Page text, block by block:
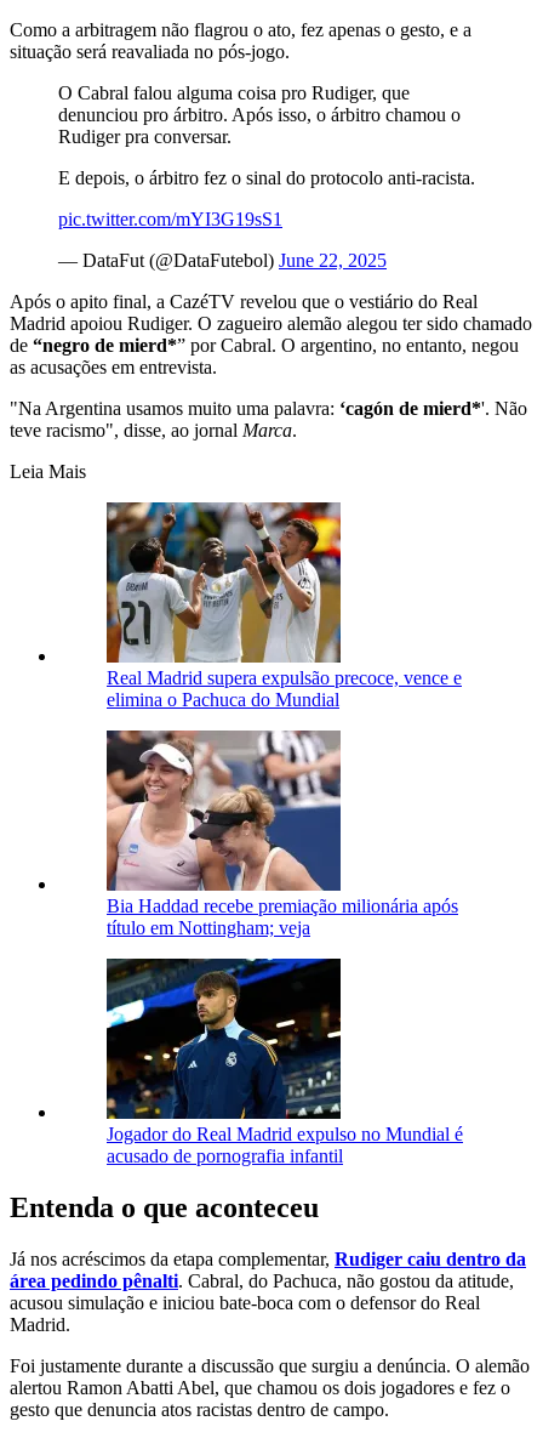
Como a arbitragem não flagrou o ato, fez apenas o gesto, e a
situação será reavaliada no pós-jogo.
O Cabral falou alguma coisa pro Rudiger, que
denunciou pro árbitro. Após isso, o árbitro chamou o
Rudiger pra conversar.
E depois, o árbitro fez o sinal do protocolo anti-racista.
pic.twitter.com/mYI3G19sS1
— DataFut (@DataFutebol) June 22, 2025
Após o apito final, a CazéTV revelou que o vestiário do Real
Madrid apoiou Rudiger. O zagueiro alemão alegou ter sido chamado
de “negro de mierd*” por Cabral. O argentino, no entanto, negou
as acusações em entrevista.
"Na Argentina usamos muito uma palavra: ‘cagón de mierd*'. Não
teve racismo", disse, ao jornal Marca.
Leia Mais
Real Madrid supera expulsão precoce, vence e
elimina o Pachuca do Mundial
Bia Haddad recebe premiação milionária após
título em Nottingham; veja
Jogador do Real Madrid expulso no Mundial é
acusado de pornografia infantil
Entenda o que aconteceu
Já nos acréscimos da etapa complementar, Rudiger caiu dentro da
área pedindo pênalti. Cabral, do Pachuca, não gostou da atitude,
acusou simulação e iniciou bate-boca com o defensor do Real
Madrid.
Foi justamente durante a discussão que surgiu a denúncia. O alemão
alertou Ramon Abatti Abel, que chamou os dois jogadores e fez o
gesto que denuncia atos racistas dentro de campo.